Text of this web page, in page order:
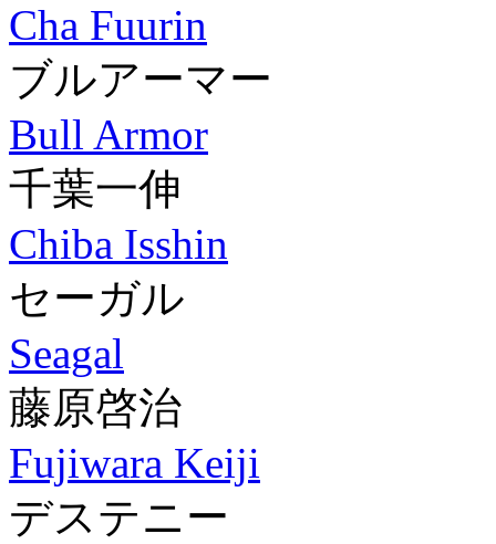
Cha Fuurin
ブルアーマー
Bull Armor
千葉一伸
Chiba Isshin
セーガル
Seagal
藤原啓治
Fujiwara Keiji
デステニー